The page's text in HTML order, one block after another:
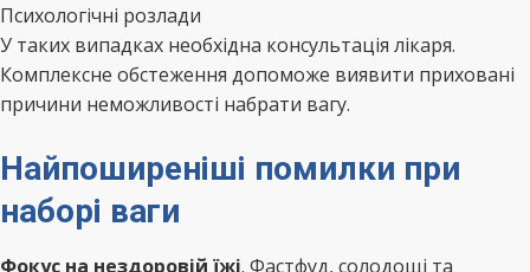
Психологічні розлади
У таких випадках необхідна консультація лікаря.
Комплексне обстеження допоможе виявити приховані
причини неможливості набрати вагу.
Найпоширеніші помилки при
наборі ваги
Фокус на нездоровій їжі. Фастфуд, солодощі та